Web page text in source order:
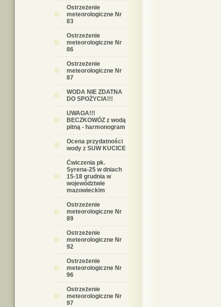
Ostrzeżenie
meteorologiczne Nr
83
Ostrzeżenie
meteorologiczne Nr
86
Ostrzeżenie
meteorologiczne Nr
87
WODA NIE ZDATNA
DO SPOŻYCIA!!!
UWAGA!!!
BECZKOWÓZ z wodą
pitną - harmonogram
Ocena przydatności
wody z SUW KUCICE
Ćwiczenia pk.
Syrena-25 w dniach
15-18 grudnia w
województwie
mazowieckim
Ostrzeżenie
meteorologiczne Nr
89
Ostrzeżenie
meteorologiczne Nr
92
Ostrzeżenie
meteorologiczne Nr
96
Ostrzeżenie
meteorologiczne Nr
97